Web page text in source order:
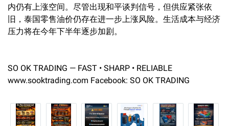
内仍有上涨空间。尽管出现和平谈判信号，但供应紧张依
旧，泰国零售油价仍存在进一步上涨风险。生活成本与经济
压力将在今年下半年逐步加剧。
SO OK TRADING — FAST • SHARP • RELIABLE
www.sooktrading.com Facebook: SO OK TRADING